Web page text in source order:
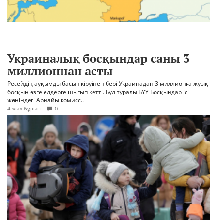
Украиналық босқындар саны 3
миллионнан асты
Ресейдің ауқымды басып кіруінен бері Украинадан 3 миллионға жуық
босқын өзге елдерге шығып кетті. Бұл туралы БҰҰ Босқындар ісі
жөніндегі Арнайы комисс..
4 жыл бұрын 0